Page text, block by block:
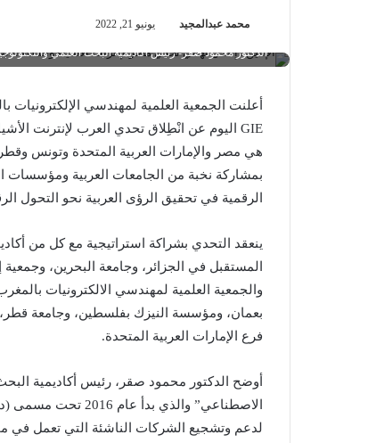
محمد عبدالمجيد يونيو 21, 2022
الدكتور محمود صقر- رئيس أكاديمية البحث العلمي
هي مصر والإمارات العربية المتحدة وتونس
بمشاركة نخبة من الجامعات العربية ومؤسسات
الرقمية في تحقيق الرؤى العربية نحو التحول
ينعقد التحدي بشراكة استراتيجية مع كل من
المستقبل في الجزائر، وجامعة البحرين، وجمعية
بعمان، ومؤسسة النيزك بفلسطين، وجامعة قطر،
فرع الإمارات العربية المتحدة.
أوضح الدكتور محمود صقر، رئيس أكاديمية
الاصطناعي” والذي
لدعم وتشجيع الشركات الناشئة التي تعمل في